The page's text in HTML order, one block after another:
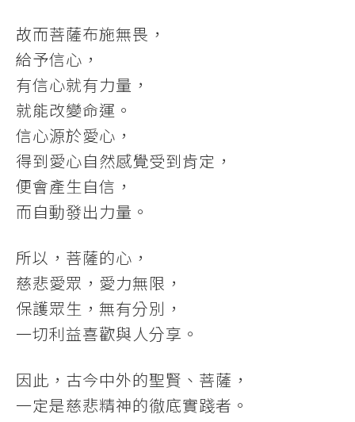
故而菩薩布施無畏，
給予信心，
有信心就有力量，
就能改變命運。
信心源於愛心，
得到愛心自然感覺受到肯定，
便會產生自信，
而自動發出力量。
所以，菩薩的心，
慈悲愛眾，愛力無限，
保護眾生，無有分別，
一切利益喜歡與人分享。
因此，古今中外的聖賢、菩薩，
一定是慈悲精神的徹底實踐者。